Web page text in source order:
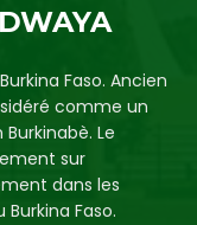
Faso. Ancien
comme un
Le
sur
dans les
Faso.